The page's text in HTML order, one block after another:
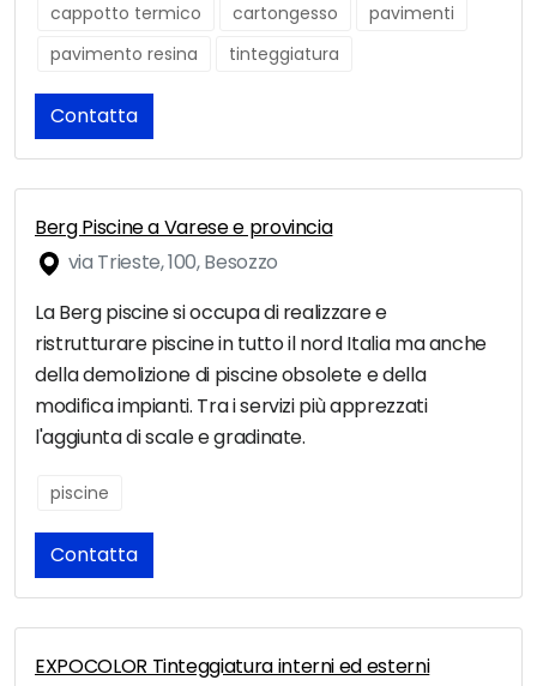
cappotto termico cartongesso
pavimenti
pavimento resina
tinteggiatura
Contatta
Berg Piscine a Varese e provincia
via Trieste, 100, Besozzo
La Berg piscine si occupa di realizzare e
ristrutturare piscine in tutto il nord Italia ma anche
della demolizione di piscine obsolete e della
modifica impianti. Tra i servizi più apprezzati
l'aggiunta di scale e gradinate.
piscine
Contatta
EXPOCOLOR Tinteggiatura interni ed esterni